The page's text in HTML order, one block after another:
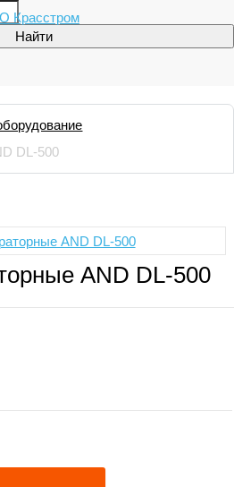
DL-500
AND DL-500